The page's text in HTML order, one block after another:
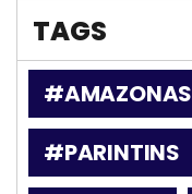
TAGS
#AMAZONAS
#PARINTINS